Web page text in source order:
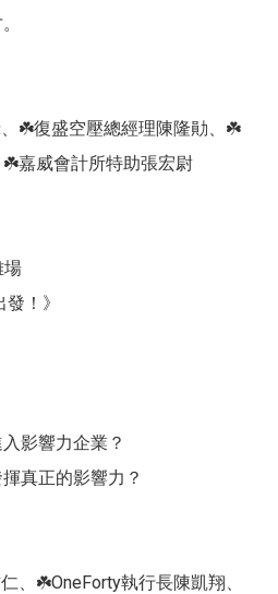
☘️復盛空壓總經理陳隆勛、☘️
嘉威會計所特助張宏尉
場
！》
影響力企業？
真正的影響力？
、☘️OneForty執行長陳凱翔、